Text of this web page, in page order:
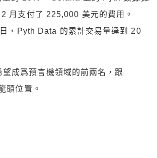
月支付了 225,000 美元的費用。
，Pyth Data 的累計交易量達到 20
成爲預言機領域的前兩名，跟
頭位置。